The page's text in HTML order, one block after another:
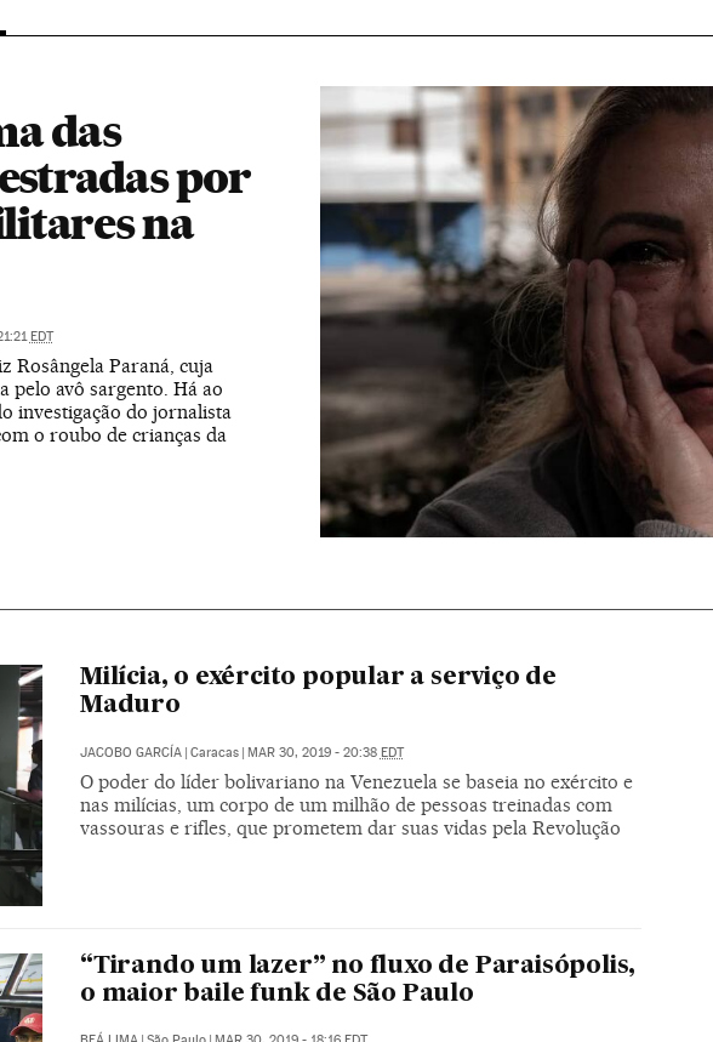
das
por
na
EDT
Rosângela Paraná, cuja
pelo avô sargento. Há ao
investigação do jornalista
o roubo de crianças da
Milícia, o exército popular a serviço de
Maduro
JACOBO GARCÍA | Caracas | MAR 30, 2019 - 20:38 EDT
O poder do líder bolivariano na Venezuela se baseia no exército e
nas milícias, um corpo de um milhão de pessoas treinadas com
vassouras e rifles, que prometem dar suas vidas pela Revolução
“Tirando um lazer” no fluxo de Paraisópolis,
o maior baile funk de São Paulo